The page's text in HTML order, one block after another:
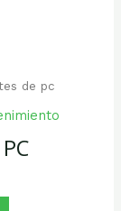
de pc